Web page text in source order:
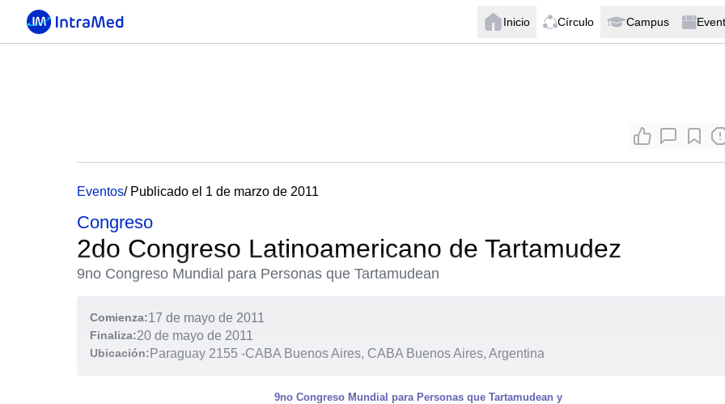
Inicio Círculo Campus
Eventos/ Publicado el 1 de marzo de 2011
Congreso
2do Congreso Latinoamericano de Tartamudez
9no Congreso Mundial para Personas que Tartamudean
Comienza:17 de mayo de 2011
Finaliza:20 de mayo de 2011
Ubicación: Paraguay 2155 -CABA Buenos Aires, CABA Buenos Aires, Argentina
9no Congreso Mundial para Personas que Tartamudean y